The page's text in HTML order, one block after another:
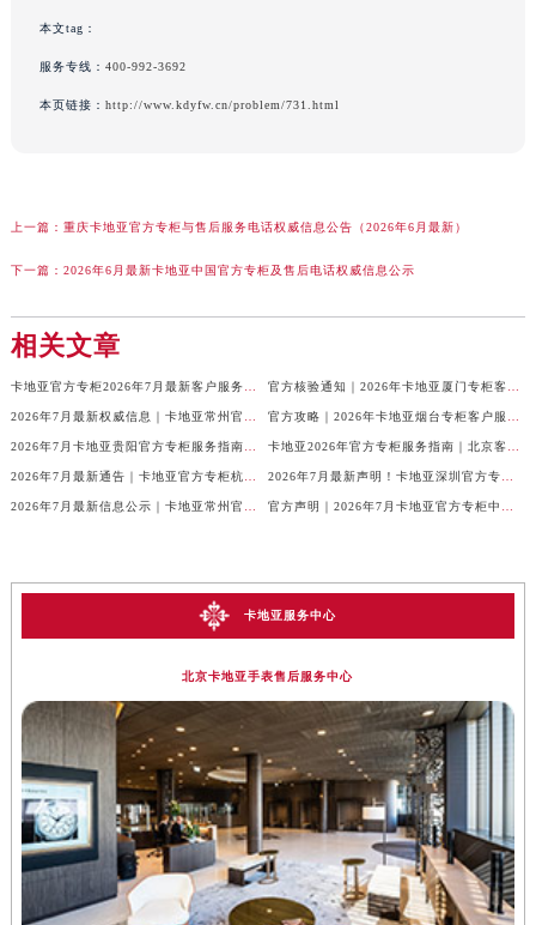
本文tag：
服务专线： 400-992-3692
本页链接： http://www.kdyfw.cn/problem/731.html
上一篇： 重庆卡地亚官方专柜与售后服务电话权威信息公告（2026年6月最新）
下一篇： 2026年6月最新卡地亚中国官方专柜及售后电话权威信息公示
相关文章
卡地亚服务中心
北京卡地亚手表售后服务中心